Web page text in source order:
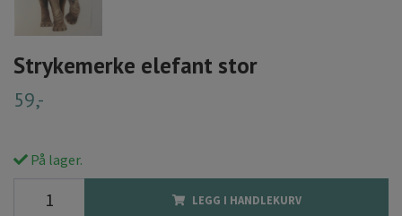
Strykemerke elefant stor
59,-
På lager.
LEGG I HANDLEKURV